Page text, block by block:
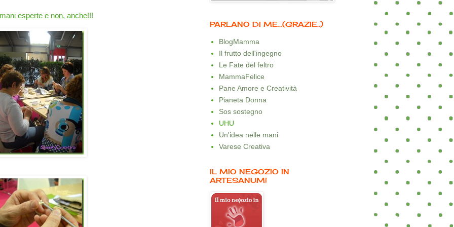
esperte e non, anche!!!
PARLANO DI ME...(GRAZIE..)
BlogMamma
Il frutto dell'ingegno
Le Fate del feltro
MammaFelice
Pane Amore e Creatività
Pianeta Donna
Sos sostegno
UHU
Un'idea nelle mani
Varese Creativa
IL MIO NEGOZIO IN
ARTESANUM!